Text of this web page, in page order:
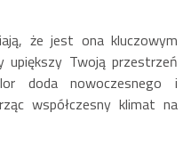
że jest ona kluczowym
upiększy Twoją przestrzeń
doda nowoczesnego i
współczesny klimat na